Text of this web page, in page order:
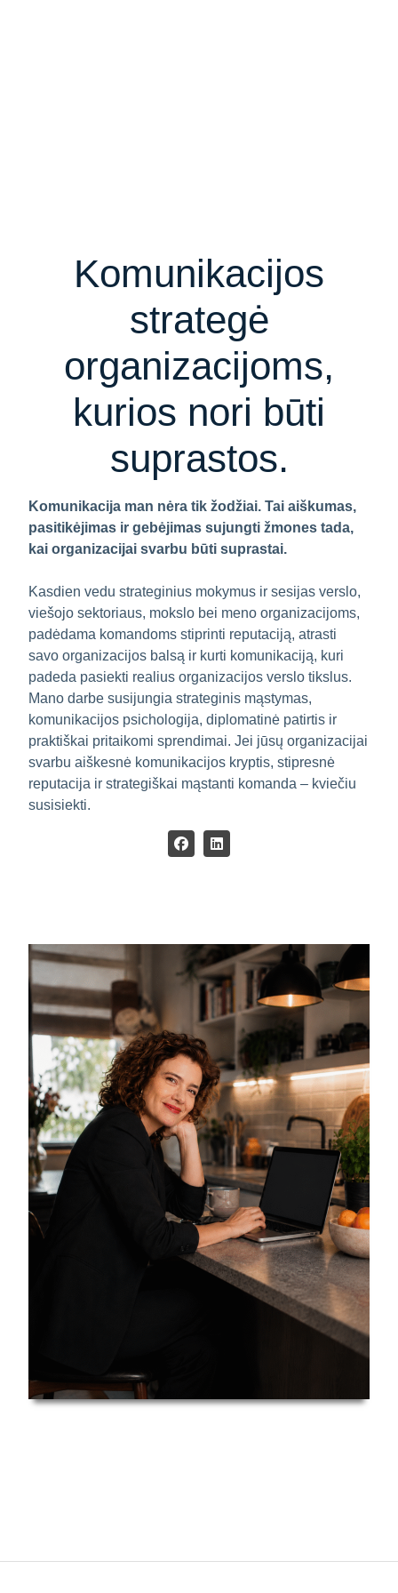
Komunikacijos
strategė
organizacijoms,
kurios nori būti
suprastos.
Komunikacija man nėra tik žodžiai. Tai aiškumas,
pasitikėjimas ir gebėjimas sujungti žmones tada,
kai organizacijai svarbu būti suprastai.
Kasdien vedu strateginius mokymus ir sesijas verslo,
viešojo sektoriaus, mokslo bei meno organizacijoms,
padėdama komandoms stiprinti reputaciją, atrasti
savo organizacijos balsą ir kurti komunikaciją, kuri
padeda pasiekti realius organizacijos verslo tikslus.
Mano darbe susijungia strateginis mąstymas,
komunikacijos psichologija, diplomatinė patirtis ir
praktiškai pritaikomi sprendimai. Jei jūsų organizacijai
svarbu aiškesnė komunikacijos kryptis, stipresnė
reputacija ir strategiškai mąstanti komanda – kviečiu
susisiekti.